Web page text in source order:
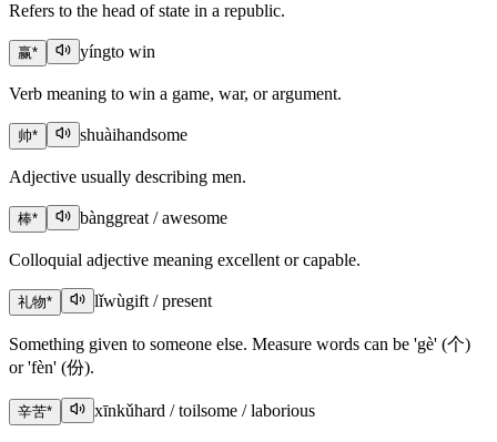
Refers to the head of state in a republic.
赢* yíngto win
Verb meaning to win a game, war, or argument.
帅* shuàihandsome
Adjective usually describing men.
棒* bànggreat / awesome
Colloquial adjective meaning excellent or capable.
礼物* lǐwùgift / present
Something given to someone else. Measure words can be 'gè' (个)
or 'fèn' (份).
辛苦* xīnkǔhard / toilsome / laborious